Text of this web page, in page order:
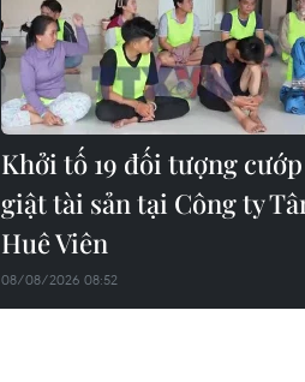
Khởi tố 19 đối tượng cướp
giật tài sản tại Công ty
Huê Viên
08/08/2026 08:52